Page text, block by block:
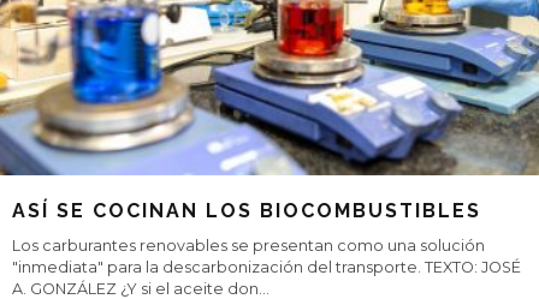
ASÍ SE COCINAN LOS BIOCOMBUSTIBLES
Los carburantes renovables se presentan como una solución
"inmediata" para la descarbonización del transporte. TEXTO: JOSÉ
A. GONZÁLEZ ¿Y si el aceite don